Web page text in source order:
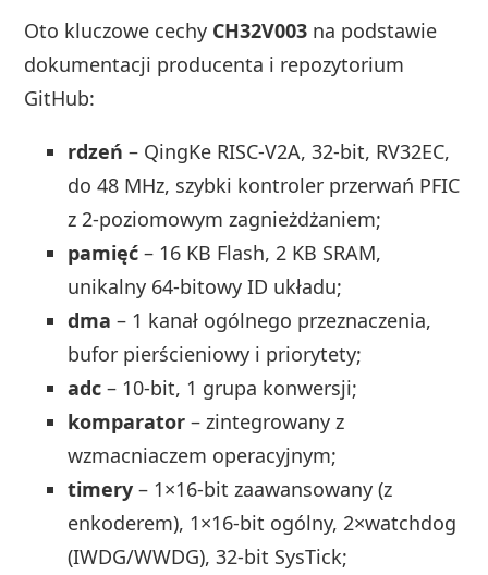
Oto kluczowe cechy CH32V003 na podstawie
dokumentacji producenta i repozytorium
GitHub:
rdzeń – QingKe RISC-V2A, 32-bit, RV32EC,
do 48 MHz, szybki kontroler przerwań PFIC
z 2‑poziomowym zagnieżdżaniem;
pamięć – 16 KB Flash, 2 KB SRAM,
unikalny 64‑bitowy ID układu;
dma – 1 kanał ogólnego przeznaczenia,
bufor pierścieniowy i priorytety;
adc – 10‑bit, 1 grupa konwersji;
komparator – zintegrowany z
wzmacniaczem operacyjnym;
timery – 1×16‑bit zaawansowany (z
enkoderem), 1×16‑bit ogólny, 2×watchdog
(IWDG/WWDG), 32‑bit SysTick;